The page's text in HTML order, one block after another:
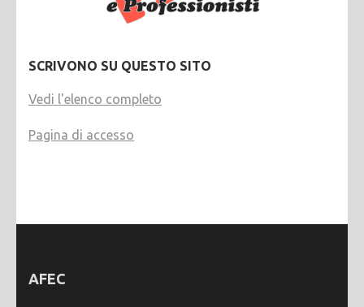
SCRIVONO SU QUESTO SITO
Vedi l'elenco completo
Pagina di accesso
AFEC